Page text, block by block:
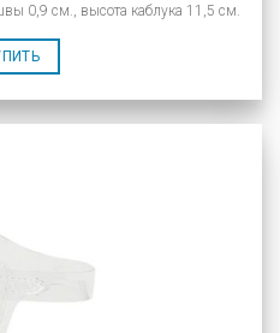
0,9 см., высота каблука 11,5 см.